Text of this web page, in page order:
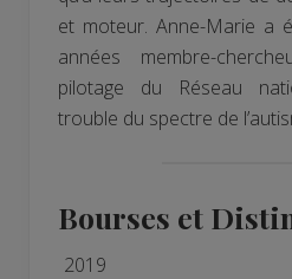
et moteur. Anne-Marie a
années membre-
pilotage du Réseau
trouble du spectre de
Bourses et
2019